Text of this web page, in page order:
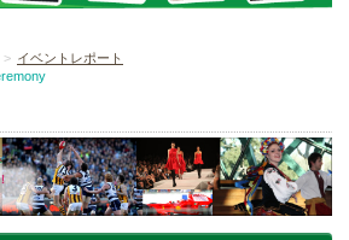
イベントレポート